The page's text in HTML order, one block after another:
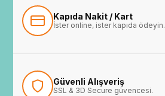
Kapıda Nakit / Kart
İster online, ister kapıda ödeyin.
Güvenli Alışveriş
SSL & 3D Secure güvencesi.